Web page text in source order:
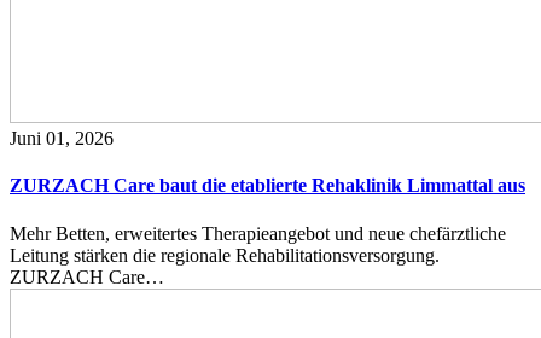
Juni 01, 2026
ZURZACH Care baut die etablierte Rehaklinik Limmattal aus
Mehr Betten, erweitertes Therapieangebot und neue chefärztliche
Leitung stärken die regionale Rehabilitationsversorgung.
ZURZACH Care…